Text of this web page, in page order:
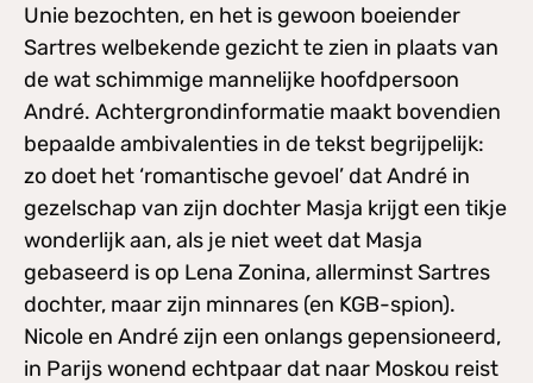
Unie bezochten, en het is gewoon boeiender
Sartres welbekende gezicht te zien in plaats van
de wat schimmige mannelijke hoofdpersoon
André. Achtergrondinformatie maakt bovendien
bepaalde ambivalenties in de tekst begrijpelijk:
zo doet het ‘romantische gevoel’ dat André in
gezelschap van zijn dochter Masja krijgt een tikje
wonderlijk aan, als je niet weet dat Masja
gebaseerd is op Lena Zonina, allerminst Sartres
dochter, maar zijn minnares (en KGB-spion).
Nicole en André zijn een onlangs gepensioneerd,
in Parijs wonend echtpaar dat naar Moskou reist